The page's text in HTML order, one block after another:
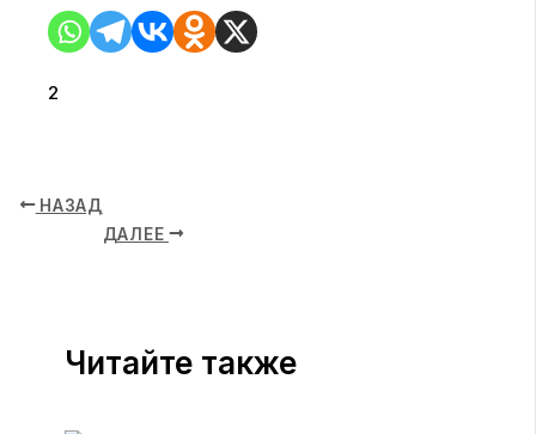
2
НАЗАД
ДАЛЕЕ
Читайте также